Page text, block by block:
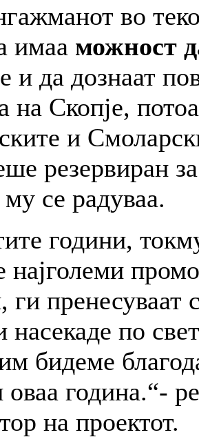
во
имаа можност
и да дознаат
на Скопје,
и
резервиран
се радуваа.
години,
најголеми
ги пренесуваат
насекаде по
бидеме
оваа година.“-
на проектот.